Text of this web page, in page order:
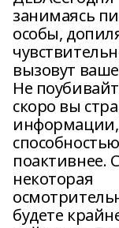
занимаясь
особы,
вызовут
Не
скоро вы
информации,
поактивнее.
некоторая
будете